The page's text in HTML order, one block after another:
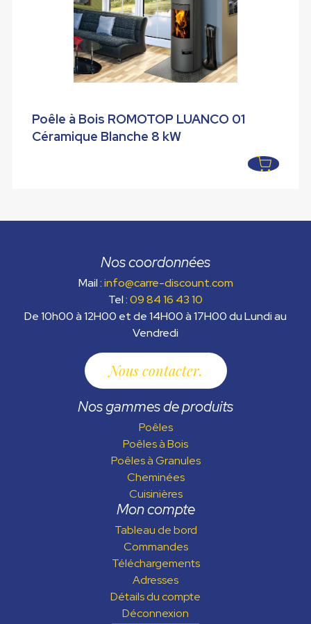
Poêle à Bois ROMOTOP LUANCO 01
Céramique Blanche 8 kW
Nos coordonnées
Mail :info@carre-discount.com
Tel :09 84 16 43 10
De 10h00 à 12H00 et de 14H00 à 17H00 du Lundi au
Vendredi
Nous contacter
Nos gammes de produits
Poêles
Poêles à Bois
Poêles à Granules
Cheminées
Cuisinières
Mon compte
Tableau de bord
Commandes
Téléchargements
Adresses
Détails du compte
Déconnexion